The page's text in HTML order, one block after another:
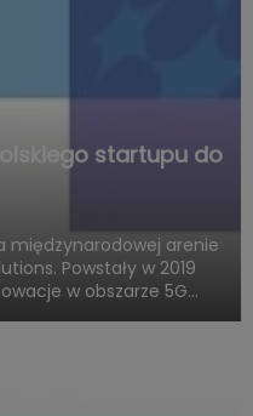
startupu do
międzynarodowej arenie
Powstały w 2019
w obszarze 5G